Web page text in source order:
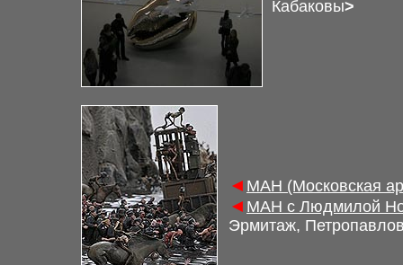
Кабаковы>
◄ МАН (Московская
◄ МАН с Людмилой
Эрмитаж,